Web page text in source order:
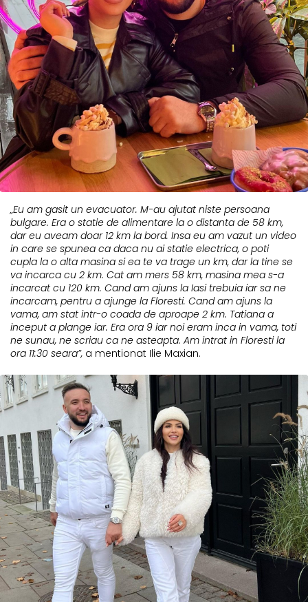
„Eu am gasit un evacuator. M-au ajutat niste persoana
bulgare. Era o statie de alimentare la o distanta de 58 km,
dar eu aveam doar 12 km la bord. Insa eu am vazut un video
in care se spunea ca daca nu ai statie electrica, o poti
cupla la o alta masina si ea te va trage un km, dar la tine se
va incarca cu 2 km. Cat am mers 58 km, masina mea s-a
incarcat cu 120 km. Cand am ajuns la Iasi trebuia iar sa ne
incarcam, pentru a ajunge la Floresti. Cand am ajuns la
vama, am stat intr-o coada de aproape 2 km. Tatiana a
inceput a plange iar. Era ora 9 iar noi eram inca in vama, toti
ne sunau, ne scriau ca ne asteapta. Am intrat in Floresti la
ora 11:30 seara”, a mentionat Ilie Maxian.